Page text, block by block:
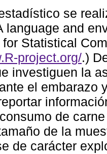
se
language and
Statistical
project.org/.)
investiguen la
el embarazo
de
de la
de carácter